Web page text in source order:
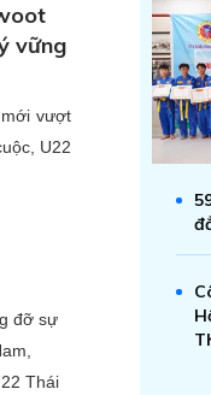
vững
vượt
U22
đỡ sự
Thái